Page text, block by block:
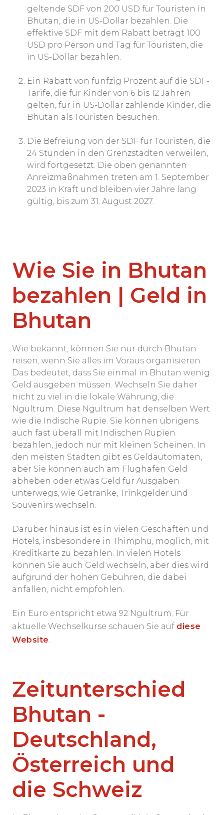
geltende SDF von 200 USD für Touristen in
Bhutan, die in US-Dollar bezahlen. Die
effektive SDF mit dem Rabatt beträgt 100
USD pro Person und Tag für Touristen, die
in US-Dollar bezahlen.
Ein Rabatt von fünfzig Prozent auf die SDF-
Tarife, die für Kinder von 6 bis 12 Jahren
gelten, für in US-Dollar zahlende Kinder, die
Bhutan als Touristen besuchen.
Die Befreiung von der SDF für Touristen, die
24 Stunden in den Grenzstädten verweilen,
wird fortgesetzt. Die oben genannten
Anreizmaßnahmen treten am 1. September
2023 in Kraft und bleiben vier Jahre lang
gültig, bis zum 31. August 2027.
Wie Sie in Bhutan
bezahlen | Geld in
Bhutan
Wie bekannt, können Sie nur durch Bhutan
reisen, wenn Sie alles im Voraus organisieren.
Das bedeutet, dass Sie einmal in Bhutan wenig
Geld ausgeben müssen. Wechseln Sie daher
nicht zu viel in die lokale Währung, die
Ngultrum. Diese Ngultrum hat denselben Wert
wie die Indische Rupie. Sie können übrigens
auch fast überall mit Indischen Rupien
bezahlen, jedoch nur mit kleinen Scheinen. In
den meisten Städten gibt es Geldautomaten,
aber Sie können auch am Flughafen Geld
abheben oder etwas Geld für Ausgaben
unterwegs, wie Getränke, Trinkgelder und
Souvenirs wechseln.
Darüber hinaus ist es in vielen Geschäften und
Hotels, insbesondere in Thimphu, möglich, mit
Kreditkarte zu bezahlen. In vielen Hotels
können Sie auch Geld wechseln, aber dies wird
aufgrund der hohen Gebühren, die dabei
anfallen, nicht empfohlen.
Ein Euro entspricht etwa 92 Ngultrum. Für
aktuelle Wechselkurse schauen Sie auf diese
Website.
Zeitunterschied
Bhutan -
Deutschland,
Österreich und
die Schweiz